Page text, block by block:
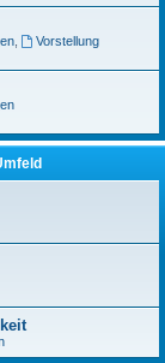
,
Vorstellung